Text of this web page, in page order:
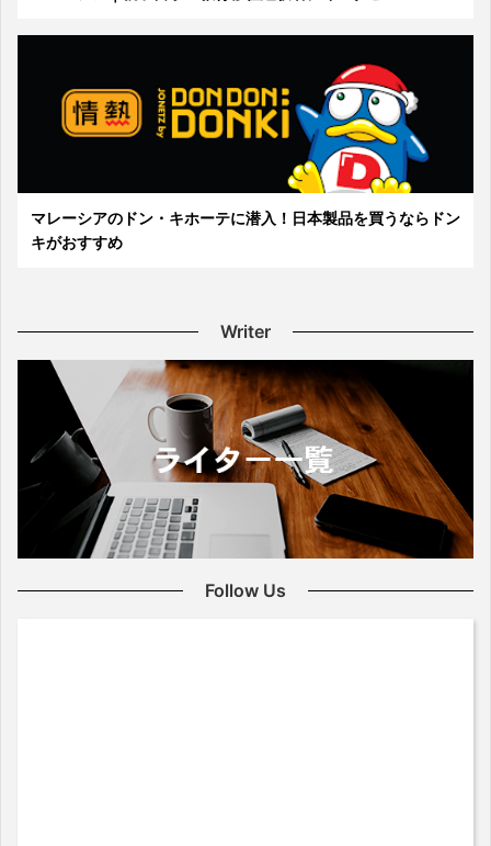
マレーシアのドン・キホーテに潜入！日本製品を買うならドン
キがおすすめ
Writer
Follow Us